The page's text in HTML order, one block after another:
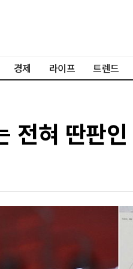
경제 라이프 트렌드
전혀 딴판